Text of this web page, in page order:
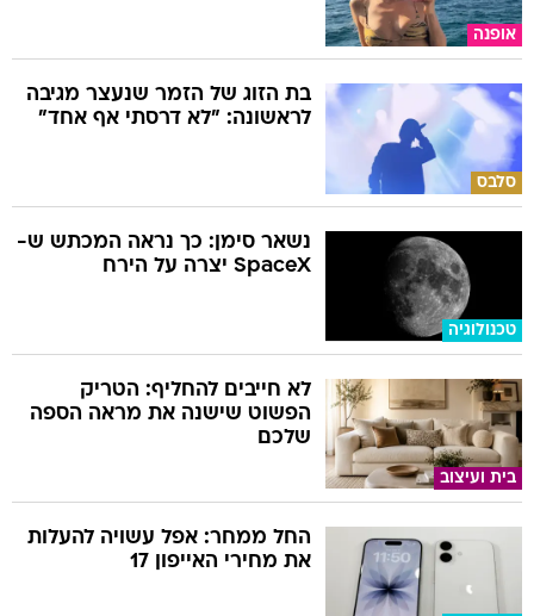
אופנה
סלבס
בת הזוג של הזמר שנעצר מגיבה
לראשונה: "לא דרסתי אף אחד"
טכנולוגיה
נשאר סימן: כך נראה המכתש ש-
SpaceX יצרה על הירח
בית ועיצוב
לא חייבים להחליף: הטריק
הפשוט שישנה את מראה הספה
שלכם
החל ממחר: אפל עשויה להעלות
את מחירי האייפון 17